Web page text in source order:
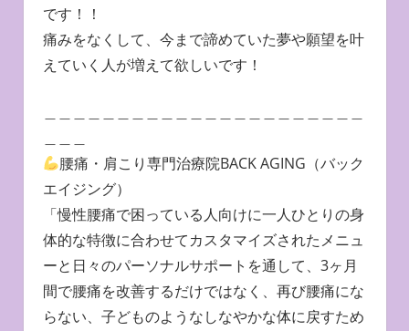
です！！
痛みをなくして、今まで諦めていた夢や願望を叶
えていく人が増えて欲しいです！
腰痛・肩こり専門治療院BACK AGING（バック
エイジング）
「慢性腰痛で困っている人向けに一人ひとりの身
体的な特徴に合わせてカスタマイズされたメニュ
ーと日々のパーソナルサポートを通して、3ヶ月
間で腰痛を改善するだけではなく、再び腰痛にな
らない、子どものようなしなやかな体に戻すため